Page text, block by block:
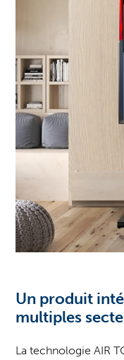
Un produit
multiples
La technologie AIR